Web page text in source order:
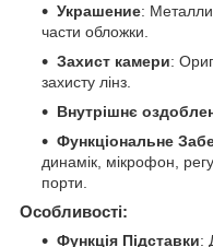
Украшение:
части обложки.
Захист камери:
захисту лінз.
Внутрішнє
Функціональне
динамік, мікрофон,
порти.
Особливості:
Функція Підставки: